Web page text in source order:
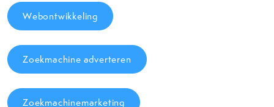
Webontwikkeling
Zoekmachine adverteren
Zoekmachinemarketing